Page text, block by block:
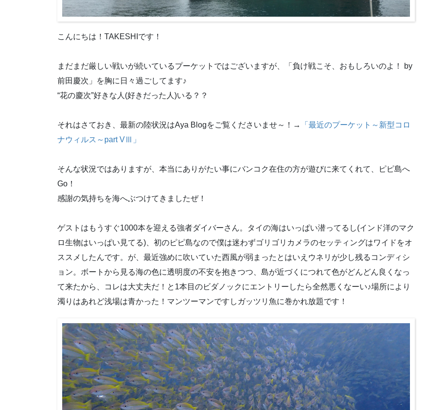
こんにちは！TAKESHIです！
まだまだ厳しい戦いが続いているプーケットではございますが、「負け戦こそ、おもしろいのよ！ by
前田慶次」を胸に日々過ごしてます♪
“花の慶次”好きな人(好きだった人)いる？？
それはさておき、最新の陸状況はAya Blogをご覧くださいませ～！→
「最近のプーケット～新型コロ
ナウィルス～part VⅢ」
そんな状況ではありますが、本当にありがたい事にバンコク在住の方が遊びに来てくれて、ピピ島へ
Go！
感謝の気持ちを海へぶつけてきましたぜ！
ゲストはもうすぐ1000本を迎える強者ダイバーさん。タイの海はいっぱい潜ってるし(インド洋のマク
ロ生物はいっぱい見てる)、初のピピ島なので僕は迷わずゴリゴリカメラのセッティングはワイドをオ
ススメしたんです。が、最近強めに吹いていた西風が弱まったとはいえウネリが少し残るコンディシ
ョン。ボートから見る海の色に透明度の不安を抱きつつ、島が近づくにつれて色がどんどん良くなっ
て来たから、コレは大丈夫だ！と1本目のビダノックにエントリーしたら全然悪くなーい♪場所により
濁りはあれど浅場は青かった！マンツーマンですしガッツリ魚に巻かれ放題です！